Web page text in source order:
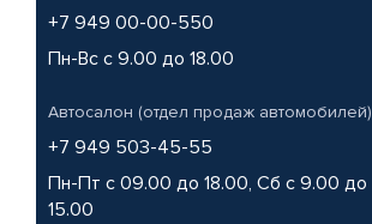
+7 949 00-00-550
Пн-Вс с 9.00 до 18.00
Автосалон (отдел продаж автомобилей)
+7 949 503-45-55
Пн-Пт с 09.00 до 18.00, Сб с 9.00 до
15.00